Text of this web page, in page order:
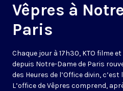
Vêpres à
Paris
Chaque jour à 17h30, KTO filme
depuis Notre-Dame de Paris
des Heures de l’Office divin,
L’office de Vêpres comprend,